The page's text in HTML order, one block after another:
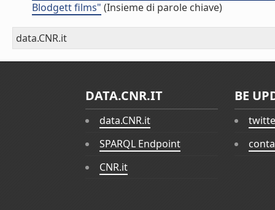
Blodgett films" (Insieme di parole chiave)
data.CNR.it
DATA.CNR.IT
data.CNR.it
SPARQL Endpoint
CNR.it
BE